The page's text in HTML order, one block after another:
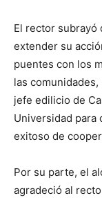
El rector subrayó
extender su
puentes con los
las
jefe edilicio de
Universidad para
exitoso de
Por su parte, el
agradeció al